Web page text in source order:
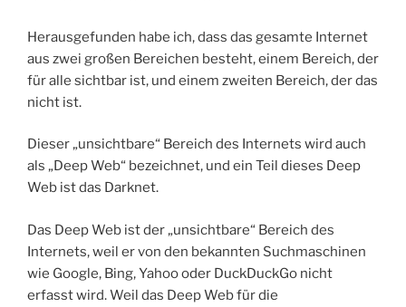
Herausgefunden habe ich, dass das gesamte Internet
aus zwei großen Bereichen besteht, einem Bereich, der
für alle sichtbar ist, und einem zweiten Bereich, der das
nicht ist.
Dieser „unsichtbare“ Bereich des Internets wird auch
als „Deep Web“ bezeichnet, und ein Teil dieses Deep
Web ist das Darknet.
Das Deep Web ist der „unsichtbare“ Bereich des
Internets, weil er von den bekannten Suchmaschinen
wie Google, Bing, Yahoo oder DuckDuckGo nicht
erfasst wird. Weil das Deep Web für die